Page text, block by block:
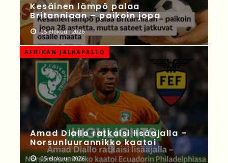
Kesäinen lämpö palaa
Britanniaan – paikoin jopa
05 elokuun 2026
AFRIKAN JALKAPALLO
Amad Diallo ratkaisi lisäajalla –
Norsunluurannikko kaatoi
05 elokuun 2026